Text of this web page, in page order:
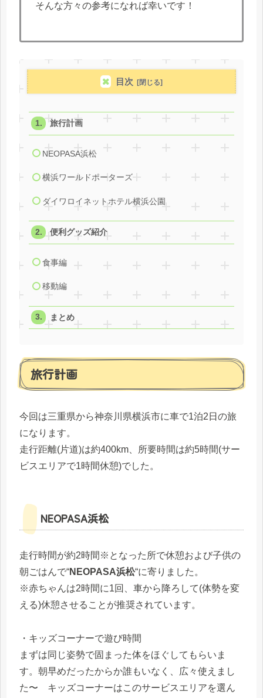
そんな方々の参考になれば幸いです！
目次
旅行計画
NEOPASA浜松
横浜ワールドポーターズ
ダイワロイネットホテル横浜公園
便利グッズ紹介
食事編
移動編
まとめ
旅行計画
今回は三重県から神奈川県横浜市に車で1泊2日の旅
になります。
走行距離(片道)は約400km、所要時間は約5時間(サー
ビスエリアで1時間休憩)でした。
NEOPASA浜松
走行時間が約2時間※となった所で休憩および子供の
朝ごはんで“NEOPASA浜松“に寄りました。
※赤ちゃんは2時間に1回、車から降ろして(体勢を変
える)休憩させることが推奨されています。
・キッズコーナーで遊び時間
まずは同じ姿勢で固まった体をほぐしてもらいま
す。朝早めだったからか誰もいなく、広々使えまし
た〜 キッズコーナーはこのサービスエリアを選ん